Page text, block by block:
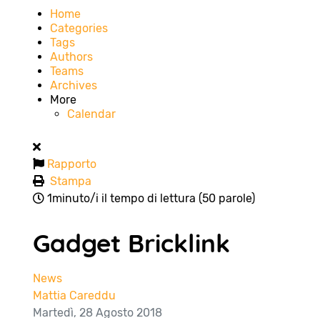
Home
Categories
Tags
Authors
Teams
Archives
More
Calendar
Rapporto
Stampa
1minuto/i il tempo di lettura (50 parole)
Gadget Bricklink
News
Mattia Careddu
Martedì, 28 Agosto 2018